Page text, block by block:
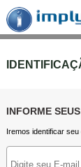
INFORME
Iremos identificar